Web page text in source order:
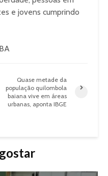
e jovens cumprindo
Quase metade da
população quilombola
baiana vive em áreas
urbanas, aponta IBGE